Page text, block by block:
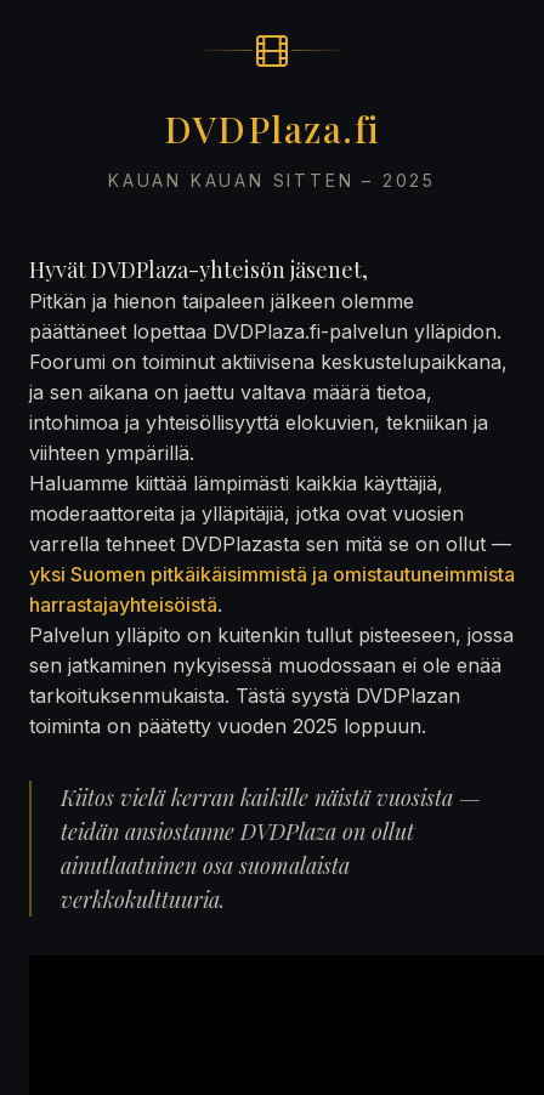
DVDPlaza.fi
KAUAN KAUAN SITTEN – 2025
Hyvät DVDPlaza-yhteisön jäsenet,
Pitkän ja hienon taipaleen jälkeen olemme
päättäneet lopettaa DVDPlaza.fi-palvelun ylläpidon.
Foorumi on toiminut aktiivisena keskustelupaikkana,
ja sen aikana on jaettu valtava määrä tietoa,
intohimoa ja yhteisöllisyyttä elokuvien, tekniikan ja
viihteen ympärillä.
Haluamme kiittää lämpimästi kaikkia käyttäjiä,
moderaattoreita ja ylläpitäjiä, jotka ovat vuosien
varrella tehneet DVDPlazasta sen mitä se on ollut —
yksi Suomen pitkäikäisimmistä ja omistautuneimmista
harrastajayhteisöistä.
Palvelun ylläpito on kuitenkin tullut pisteeseen, jossa
sen jatkaminen nykyisessä muodossaan ei ole enää
tarkoituksenmukaista. Tästä syystä DVDPlazan
toiminta on päätetty vuoden 2025 loppuun.
Kiitos vielä kerran kaikille näistä vuosista —
teidän ansiostanne DVDPlaza on ollut
ainutlaatuinen osa suomalaista
verkkokulttuuria.